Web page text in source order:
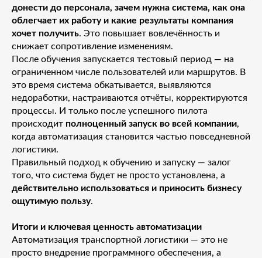
донести до персонала, зачем нужна система, как она
облегчает их работу и какие результаты компания
хочет получить. Это повышает вовлечённость и
снижает сопротивление изменениям.
После обучения запускается тестовый период — на
ограниченном числе пользователей или маршрутов. В
это время система обкатывается, выявляются
недоработки, настраиваются отчёты, корректируются
процессы. И только после успешного пилота
происходит полноценный запуск во всей компании,
когда автоматизация становится частью повседневной
логистики.
Правильный подход к обучению и запуску — залог
того, что система будет не просто установлена, а
действительно использоваться и приносить бизнесу
ощутимую пользу.
Итоги и ключевая ценность автоматизации
Автоматизация транспортной логистики — это не
просто внедрение программного обеспечения, а